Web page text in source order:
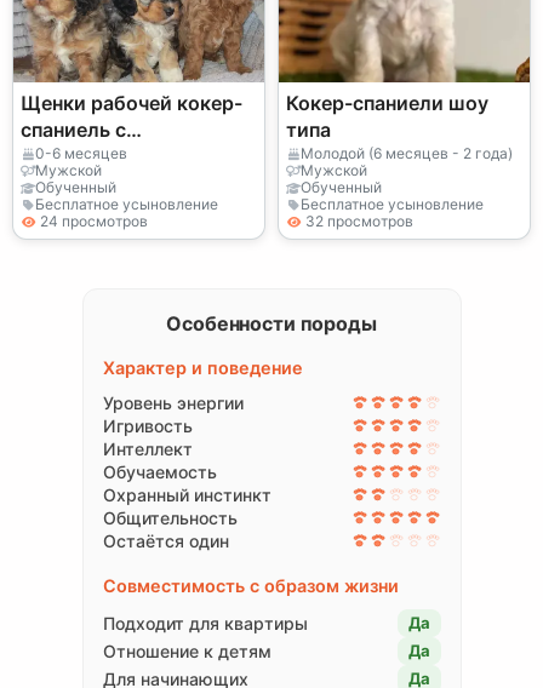
Щенки рабочей кокер-
спаниель с
регистрацией KC
0-6 месяцев
Мужской
Обученный
Бесплатное усыновление
24 просмотров
Кокер-спаниели шоу
типа
Молодой (6 месяцев - 2 года)
Мужской
Обученный
Бесплатное усыновление
32 просмотров
Особенности породы
Характер и поведение
Уровень энергии
Игривость
Интеллект
Обучаемость
Охранный инстинкт
Общительность
Остаётся один
Совместимость с образом жизни
Подходит для квартиры
Да
Отношение к детям Да
Для начинающих Да